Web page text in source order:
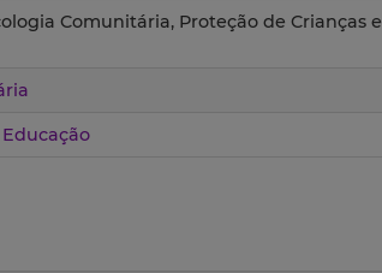
Comunitária, Proteção de Crianças e